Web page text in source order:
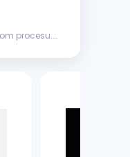
procesu.